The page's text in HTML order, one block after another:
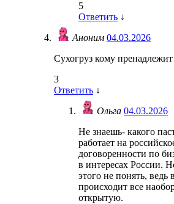
5
Ответить ↓
Аноним 04.03.2026
Сухогруз кому пренадлежит
3
Ответить ↓
Ольга 04.03.2026
Не знаешь- какого
работает на
договоренности по
в интересах России.
этого не понять, ведь
происходит все
открытую.